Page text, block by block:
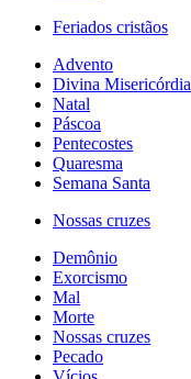
Feriados cristãos
Advento
Divina Misericórdia
Natal
Páscoa
Pentecostes
Quaresma
Semana Santa
Nossas cruzes
Demônio
Exorcismo
Mal
Morte
Nossas cruzes
Pecado